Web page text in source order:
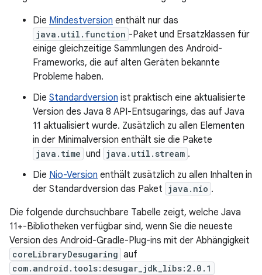
Die Mindestversion enthält nur das
java.util.function -Paket und Ersatzklassen für
einige gleichzeitige Sammlungen des Android-
Frameworks, die auf alten Geräten bekannte
Probleme haben.
Die Standardversion ist praktisch eine aktualisierte
Version des Java 8 API-Entsugarings, das auf Java
11 aktualisiert wurde. Zusätzlich zu allen Elementen
in der Minimalversion enthält sie die Pakete
java.time und java.util.stream .
Die Nio-Version enthält zusätzlich zu allen Inhalten in
der Standardversion das Paket java.nio .
Die folgende durchsuchbare Tabelle zeigt, welche Java
11+-Bibliotheken verfügbar sind, wenn Sie die neueste
Version des Android-Gradle-Plug-ins mit der Abhängigkeit
coreLibraryDesugaring auf
com.android.tools:desugar_jdk_libs:2.0.1